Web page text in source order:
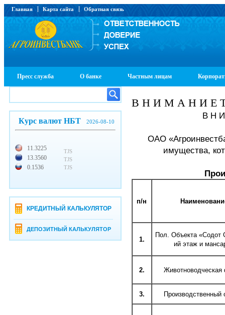
Главная Карта сайта Обратная связь
Пресс служба О банке Частным лицам
Курс валют НБТ 2026-08-10
11.3225
13.3560
0.1536
TJS
TJS
TJS
КРЕДИТНЫЙ КАЛЬКУЛЯТОР
ДЕПОЗИТНЫЙ КАЛЬКУЛЯТОР
В Н И М А Н И Е
В Н
ОАО
имущества,
п/н
1.
Пол. Объекта «Содот
ий этаж и
2.
3. Производственный